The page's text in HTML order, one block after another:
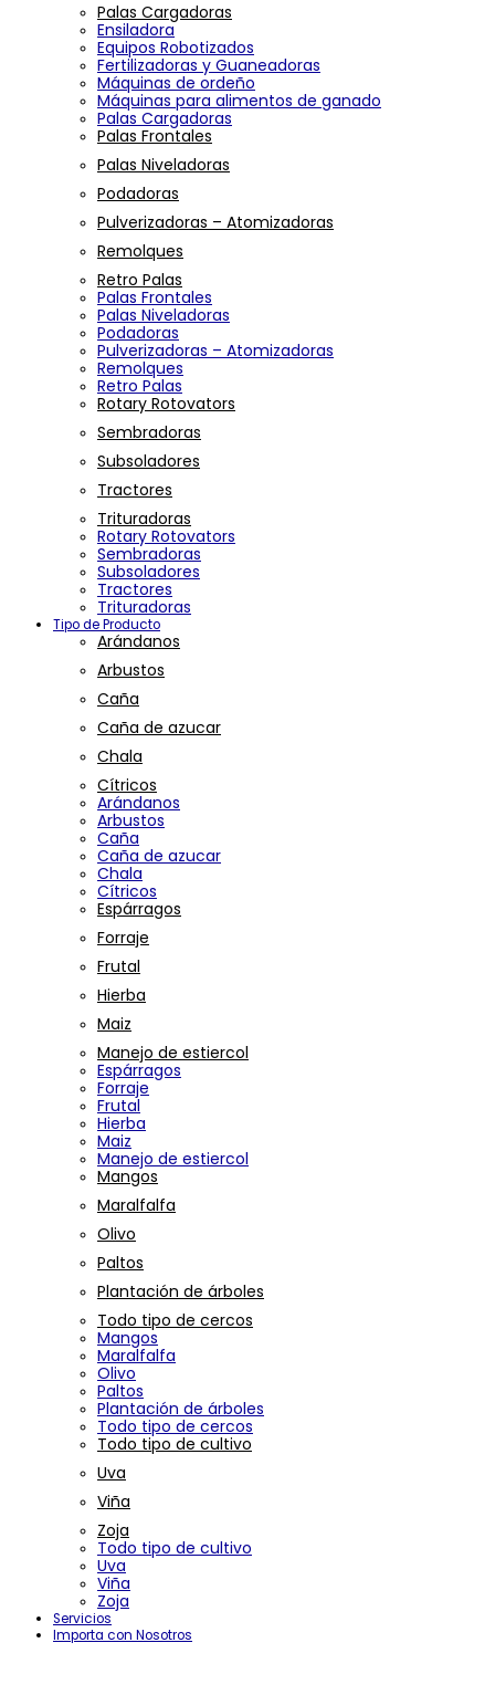
Palas Cargadoras
Ensiladora
Equipos Robotizados
Fertilizadoras y Guaneadoras
Máquinas de ordeño
Máquinas para alimentos de ganado
Palas Cargadoras
Palas Frontales
Palas Niveladoras
Podadoras
Pulverizadoras – Atomizadoras
Remolques
Retro Palas
Palas Frontales
Palas Niveladoras
Podadoras
Pulverizadoras – Atomizadoras
Remolques
Retro Palas
Rotary Rotovators
Sembradoras
Subsoladores
Tractores
Trituradoras
Rotary Rotovators
Sembradoras
Subsoladores
Tractores
Trituradoras
Tipo de Producto
Arándanos
Arbustos
Caña
Caña de azucar
Chala
Cítricos
Arándanos
Arbustos
Caña
Caña de azucar
Chala
Cítricos
Espárragos
Forraje
Frutal
Hierba
Maiz
Manejo de estiercol
Espárragos
Forraje
Frutal
Hierba
Maiz
Manejo de estiercol
Mangos
Maralfalfa
Olivo
Paltos
Plantación de árboles
Todo tipo de cercos
Mangos
Maralfalfa
Olivo
Paltos
Plantación de árboles
Todo tipo de cercos
Todo tipo de cultivo
Uva
Viña
Zoja
Todo tipo de cultivo
Uva
Viña
Zoja
Servicios
Importa con Nosotros